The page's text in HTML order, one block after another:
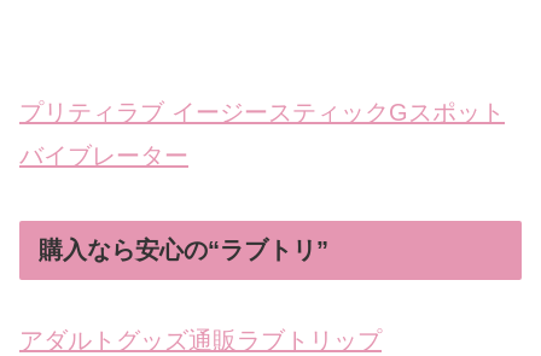
プリティラブ イージースティックGスポット
バイブレーター
購入なら安心の“ラブトリ”
アダルトグッズ通販ラブトリップ